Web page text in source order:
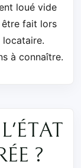
loué vide
fait lors
locataire.
à connaître.
?